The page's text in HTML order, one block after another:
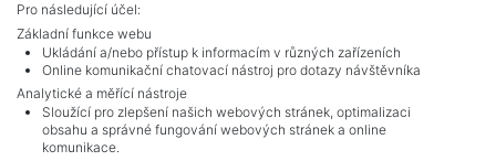
Pro následující účel:
Základní funkce webu
Ukládání a/nebo přístup k informacím v různých zařízeních
Online komunikační chatovací nástroj pro dotazy návštěvníka
Analytické a měřící nástroje
Sloužící pro zlepšení našich webových stránek, optimalizaci
obsahu a správné fungování webových stránek a online
komunikace.